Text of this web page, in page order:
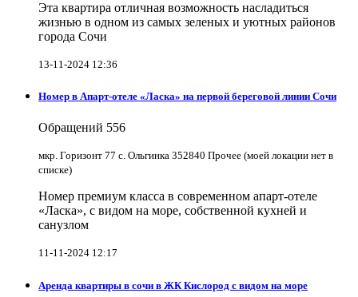
Эта квартира отличная возможность насладиться
жизнью в одном из самых зеленых и уютных районов
города Сочи
13-11-2024 12:36
Номер в Апарт-отеле «Ласка» на первой береговой линии Сочи
Обращений 556
мкр. Горизонт 77 с. Ольгинка 352840 Прочее (моей локации нет в
списке)
Номер премиум класса в современном апарт-отеле
«Ласка», с видом на море, собственной кухней и
санузлом
11-11-2024 12:17
Аренда квартиры в сочи в ЖК Кислород с видом на море